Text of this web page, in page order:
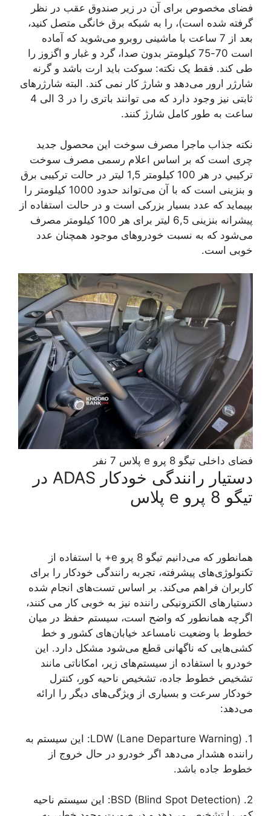
فضای مخصوص برای آن در زیر صندوق عقب در نظر
گرفته شده است)، را به شبکه برق خانگی متصل کنید،
بعد از 7 ساعت با ماشینی روبرو می‌شوید که آماده
است 70-75 کیلومتر بدون صدا، گرد و غبار و اگزوز را
طی کند. فقط یک نکته: سوکت باید ارت باشد و گرنه
شارژر ارور می‌دهد و شارژ کار نمی کند. البته شارژرهای
ثابتی نیز وجود دارد که می توانند باتری را در 3 الی 4
ساعت به طور کامل شارژ کنند.
نکته جذاب ماجرا مصرف سوخت این محصول جدید
چری است که بر اساس اعلام رسمی ﻣﺼﺮﻑ ﺳﻮﺧﺖ
ﺗﺮﻛﻴﺒﻲ در هر 100 کیلومتر 1,5 لیتر در حالت ترکیبی برق
و بنزینی است که با آن می‌تواند حدود 1000 کیلومتر را
بپیماید که عدد بسیار بزرکی است و در حالت استفاده از
پیشرانه بنزینی 6,5 لیتر برای هر 100 کیلومتر مصرف
می‌شود که به نسبت خودروهای موجود همچنان عدد
خوبی است.
فضای داخلی تیگو 8 پرو e پلاس 7 نفر
دستیار رانندگی خودکار ADAS در
تیگو 8 پرو e پلاس
همانطور که می‌دانیم تیگو 8 پرو e+ با استفاده از
تکنولوژی‌های پیشرفته، تجربه رانندگی خودکار را برای
کاربران فراهم می‌کند. بر اساس تست‌های انجام شده
دستیارهای الکترونیکی راننده نیز به خوبی کار می کنند،
اگرچه همانطور که واضح است، سیستم حفظ در میان
خطوط با وضعیت نامساعد خیابان‌های کشور و خط
کشی‌هایی که ناگهانی قطع می‌شود مشکل دارد. این
خودرو با استفاده از سیستم‌های زیر، امکاناتی مانند
تشخیص خطوط جاده، تشخیص ناحیه کور، کنترل
خودکار سرعت و بسیاری از ویژگی‌های دیگر را ارائه
می‌دهد:
1. LDW (Lane Departure Warning): این سیستم به
راننده هشدار می‌دهد اگر خودرو در حال خروج از
خطوط جاده باشد.
2. BSD (Blind Spot Detection): این سیستم ناحیه